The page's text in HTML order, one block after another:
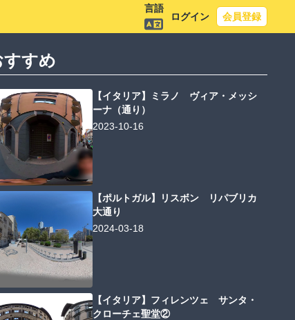
言語
ログイン 会員登録
すめ
【イタリア】ミラノ ヴィア・メッシ
ーナ（通り）
2023-10-16
【ポルトガル】リスボン リパブリカ
大通り
2024-03-18
【イタリア】フィレンツェ サンタ・
クローチェ聖堂②